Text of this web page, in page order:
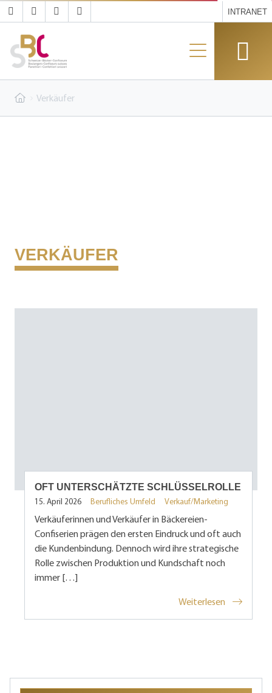
INTRANET
Verkäufer
VERKÄUFER
OFT UNTERSCHÄTZTE SCHLÜSSELROLLE
15. April 2026 Berufliches Umfeld Verkauf/Marketing
Verkäuferinnen und Verkäufer in Bäckereien-
Confiserien prägen den ersten Eindruck und oft auch
die Kundenbindung. Dennoch wird ihre strategische
Rolle zwischen Produktion und Kundschaft noch
immer […]
Weiterlesen